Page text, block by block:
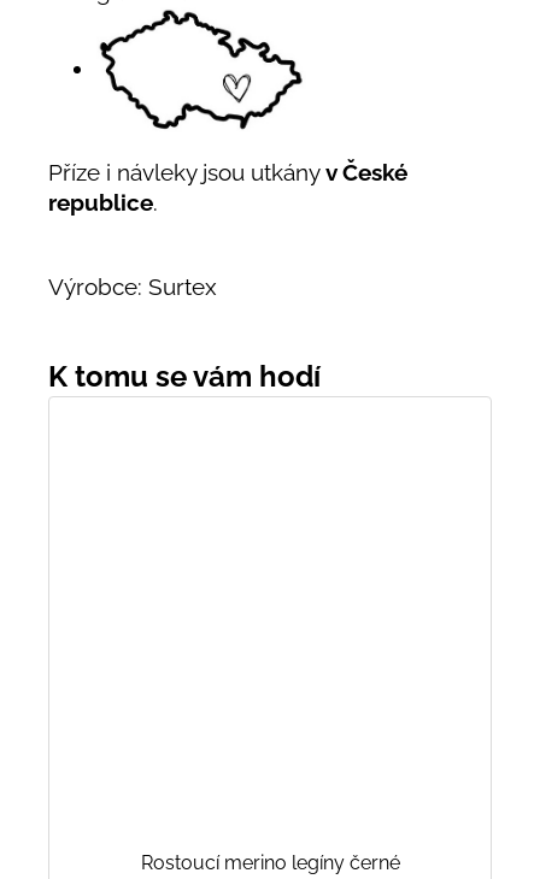
Příze i návleky jsou utkányv České
republice.
Výrobce: Surtex
Rostoucí merino legíny černé